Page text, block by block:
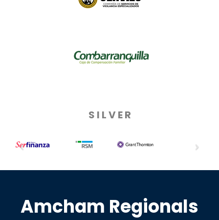
S I L V E R
Amcham Regionals